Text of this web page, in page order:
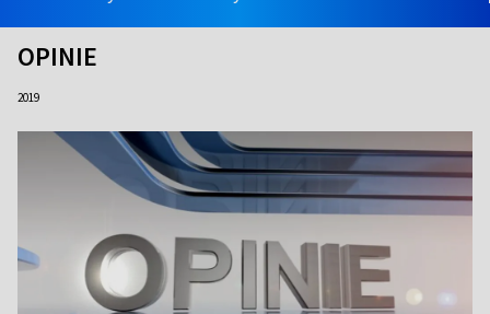
OPINIE
2019